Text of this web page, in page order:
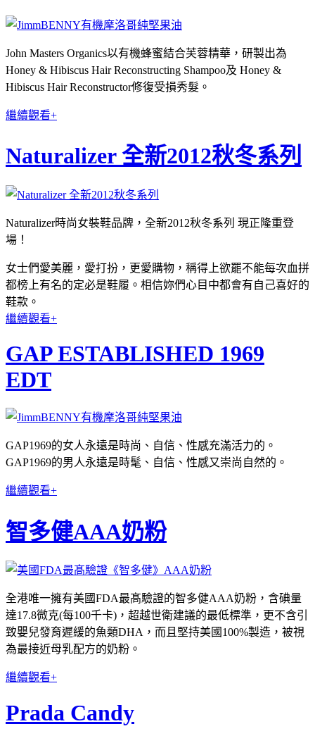
John Masters Organics以有機蜂蜜結合芙蓉精華，研製出為
Honey & Hibiscus Hair Reconstructing Shampoo及 Honey &
Hibiscus Hair Reconstructor修復受損秀髮。
繼續觀看+
Naturalizer 全新2012秋冬系列
Naturalizer時尚女裝鞋品牌，全新2012秋冬系列 現正隆重登
場！
女士們愛美麗，愛打扮，更愛購物，稱得上欲罷不能每次血拼
都榜上有名的定必是鞋履。相信妳們心目中都會有自己喜好的
鞋款。
繼續觀看+
GAP ESTABLISHED 1969
EDT
GAP1969的女人永遠是時尚、自信、性感充滿活力的。
GAP1969的男人永遠是時髦、自信、性感又崇尚自然的。
繼續觀看+
智多健AAA奶粉
全港唯一擁有美國FDA最髙驗證的智多健AAA奶粉，含碘量
達17.8微克(每100千卡)，超越世衛建議的最低標準，更不含引
致嬰兒發育遲緩的魚類DHA，而且堅持美國100%製造，被視
為最接近母乳配方的奶粉。
繼續觀看+
Prada Candy